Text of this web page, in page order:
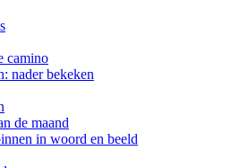
camino
nader bekeken
de maand
in woord en beeld